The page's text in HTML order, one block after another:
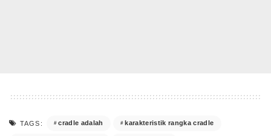
TAGS: cradle adalah karakteristik rangka cradle